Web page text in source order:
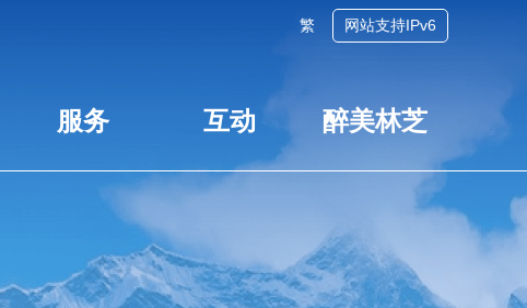
繁 网站支持IPv6
服务 互动 醉美林芝